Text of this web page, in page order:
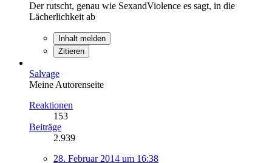
Der rutscht, genau wie SexandViolence es sagt, in die
Lächerlichkeit ab
Inhalt melden
Zitieren
Salvage
Meine Autorenseite
Reaktionen
153
Beiträge
2.939
28. Februar 2014 um 16:38